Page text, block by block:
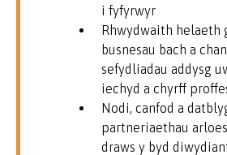
i fyfyrwyr
Rhwydwaith helaeth
busnesau bach a
sefydliadau addysg
iechyd a chyrff
Nodi, canfod a
partneriaethau
draws y byd